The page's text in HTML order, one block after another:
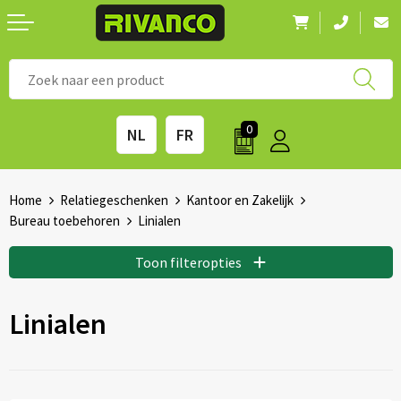
NL FR 0
Kantoorartikelen
Kinderen & spellen
Technologie & Accessoires
◼ Eco-producten
◼ Survival gear
◼ Seizoenen
◼ Feestdagen
Home Relatiegeschenken
Kantoor en Zakelijk
Bureau toebehoren
Linialen
Toon filteropties
Linialen